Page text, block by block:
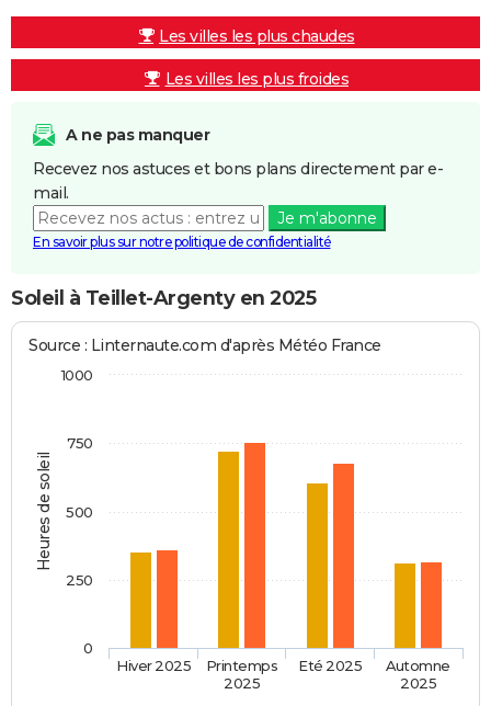
Les villes les plus chaudes
Les villes les plus froides
A ne pas manquer
Recevez nos astuces et bons plans directement par e-
mail.
Je m'abonne
En savoir plus sur notre politique de confidentialité
Soleil à Teillet-Argenty en 2025
Heures de soleil
Source : Linternaute.com d'après Météo France
Hiver 2025
Printemps
2025
Eté 2025
Automne
2025
0
250
500
750
1000